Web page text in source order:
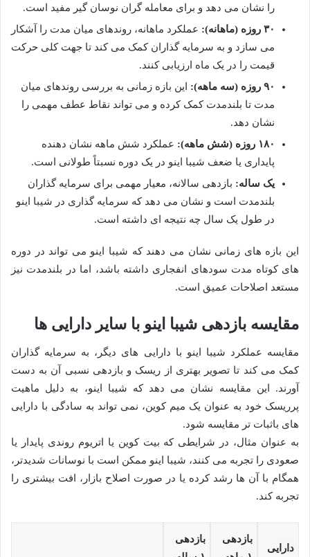
را نشان می دهد و برای معامله گران نوسان گیر مفید است.
۳۰ روزه (ماهانه):
عملکرد ماهانه، روندهای میان مدت را آشکار
می سازد و به سرمایه گذاران کمک می کند تا جهت کلی حرکت
قیمت را در یک ماه ارزیابی کنند.
۹۰ روزه (سه ماهه):
این بازه زمانی به بررسی روندهای میان
مدت تا بلندمدت کمک کرده و می تواند نقاط عطف مهمی را
نشان دهد.
۱۸۰ روزه (شش ماهه):
عملکرد شش ماهه نشان دهنده
پایداری یا ضعف شیبا اینو در یک دوره نسبتاً طولانی است.
یک ساله: بازدهی سالانه، معیار مهمی برای سرمایه گذاران
بلندمدت است و نشان می دهد که سرمایه گذاری در شیبا اینو
در طول یک سال چه نتیجه ای داشته است.
این بازه های زمانی نشان می دهند که شیبا اینو می تواند در دوره
های کوتاه مدت سودهای انفجاری داشته باشد، اما در بلندمدت نیز
مستعد اصلاحات عمیق است.
مقایسه بازدهی شیبا اینو با سایر دارایی ها
مقایسه عملکرد شیبا اینو با دارایی های دیگر، به سرمایه گذاران
کمک می کند تا تصویر بهتری از ریسک و بازدهی نسبی آن به دست
آورند. این مقایسه نشان می دهد که شیبا اینو، به دلیل ماهیت
پرریسک خود به عنوان یک میم کوین، نمی تواند به سادگی با دارایی
های باثبات تر مقایسه شود.
به عنوان مثال، در شرایطی که بیت کوین یا اتریوم روندی پایدار یا
صعودی را تجربه می کنند، شیبا اینو ممکن است با نوسانات شدیدتر،
همگام با آن ها رشد کرده یا در صورت اصلاح بازار، افت بیشتری را
تجربه کند.
دارایی
بازدهی
بازدهی